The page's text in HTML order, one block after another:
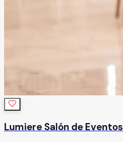
Lumiere Salón de Eventos